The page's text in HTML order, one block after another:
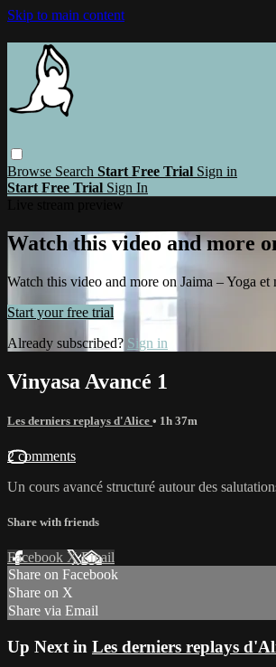
Skip to main content
Browse Search Start Free Trial Sign in
Start Free Trial Sign In
Watch this video and more
Watch this video and more on Jaima – Yoga
Start your free trial
Already subscribed? Sign in
Vinyasa Avancé 1
Les derniers replays d'Alice • 1h 37m
2 comments
Un cours avancé structuré autour des
Share with friends
Facebook XEmail
Share on Facebook
Share on X
Share via Email
Up Next in Les derniers replays